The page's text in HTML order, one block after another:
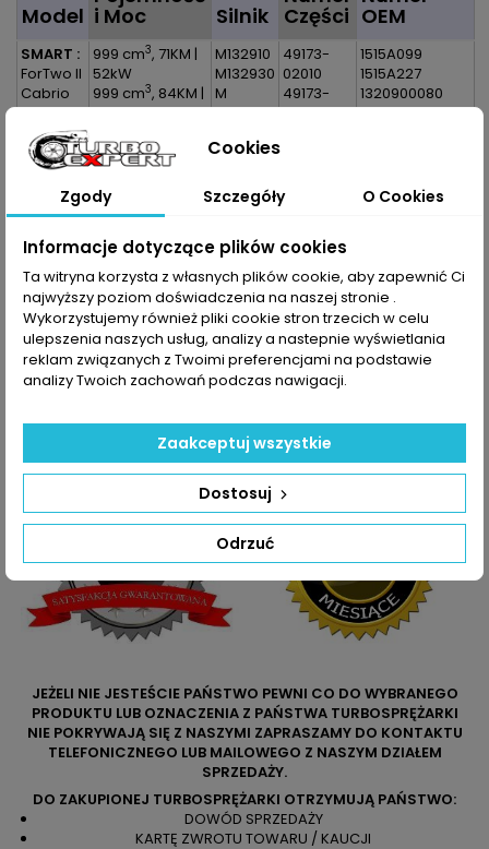
Model i Moc Silnik Części OEM
SMART :
ForTwo II
Cabrio
1.0 Turbo
ForTwo II
Coupe
1.0 Turbo
ForTwo II
Brabus
1.0 Turbo
ForTwo II
Brabus
Coupe
1.0 Turbo
999 cm3, 71KM |
52kW
999 cm3, 84KM |
62kW
72kW
999 cm3, 102KM |
75kW
M132910
M132930
M
132.910
132.930
49173-
02010
49173-
02015
1515A099
1515A227
1320900080
1320900180
A1320900180
Dane zawarte w tabeli mogą odbiegać od rzeczywistości.
Dokładamy wszelkich starań aby jednak tak nie było.
numerów producenta na uszkodzonej części.
JEŻELI NIE JESTEŚCIE PAŃSTWO PEWNI CO DO WYBRANEGO
PRODUKTU LUB OZNACZENIA Z PAŃSTWA TURBOSPRĘŻARKI
NIE POKRYWAJĄ SIĘ Z NASZYMI ZAPRASZAMY DO KONTAKTU
TELEFONICZNEGO LUB MAILOWEGO Z NASZYM DZIAŁEM
SPRZEDAŻY.
DO ZAKUPIONEJ TURBOSPRĘŻARKI OTRZYMUJĄ PAŃSTWO:
DOWÓD SPRZEDAŻY
KARTĘ ZWROTU TOWARU / KAUCJI
Cookies
Zgody Szczegóły O Cookies
Informacje dotyczące plików cookies
Ta witryna korzysta z własnych plików cookie, aby zapewnić Ci
najwyższy poziom doświadczenia na naszej stronie .
Wykorzystujemy również pliki cookie stron trzecich w celu
ulepszenia naszych usług, analizy a nastepnie wyświetlania
reklam związanych z Twoimi preferencjami na podstawie
analizy Twoich zachowań podczas nawigacji.
Odrzuć
Dostosuj
Zaakceptuj wszystkie